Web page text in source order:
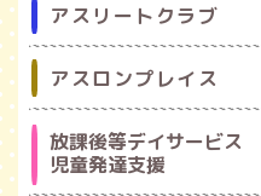
アスリートクラブ
アスロンプレイス
放課後等デイサービス
児童発達支援